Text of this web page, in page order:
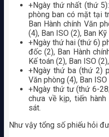
+Ngày thứ nhất (thứ
phòng ban có mặt tại
Ban Hành chính Văn
(4), Ban ISO (2), Ban
+Ngày thứ hai (thứ 6)
đốc (2), Ban Hành
Kế toán (2), Ban ISO
+Ngày thứ ba (thứ 2)
Văn phòng (4), Ban
+Ngày thứ tư (thứ 6-
chưa về kịp, tiến
sát.
Như vậy tổng số phiếu hỏi